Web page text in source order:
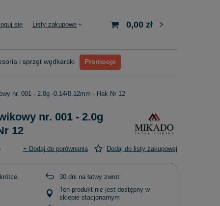
się Listy zakupowe 0,00 zł
i sprzęt wędkarski Promocje
nr. 001 - 2.0g -0.14/0.12mm - Hak Nr 12
nr. 001 - 2.0g
12
+ Dodaj do porównania Dodaj do listy zakupowej
30 dni na łatwy zwrot
Ten produkt nie jest dostępny w
sklepie stacjonarnym